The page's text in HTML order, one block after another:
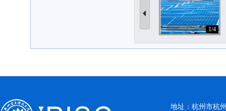
1/4
地址：杭州市杭